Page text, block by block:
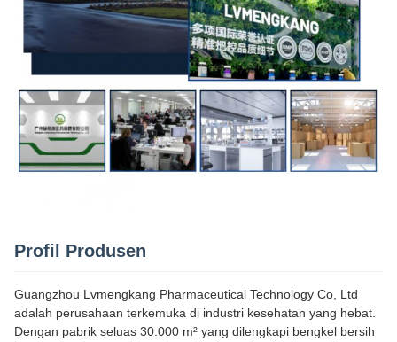
Profil Produsen
Guangzhou Lvmengkang Pharmaceutical Technology Co, Ltd
adalah perusahaan terkemuka di industri kesehatan yang hebat.
Dengan pabrik seluas 30.000 m² yang dilengkapi bengkel bersih